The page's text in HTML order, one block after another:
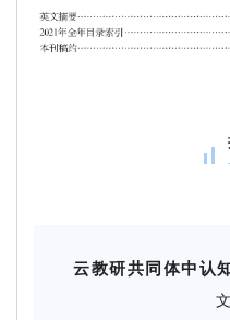
云教研共同体中认